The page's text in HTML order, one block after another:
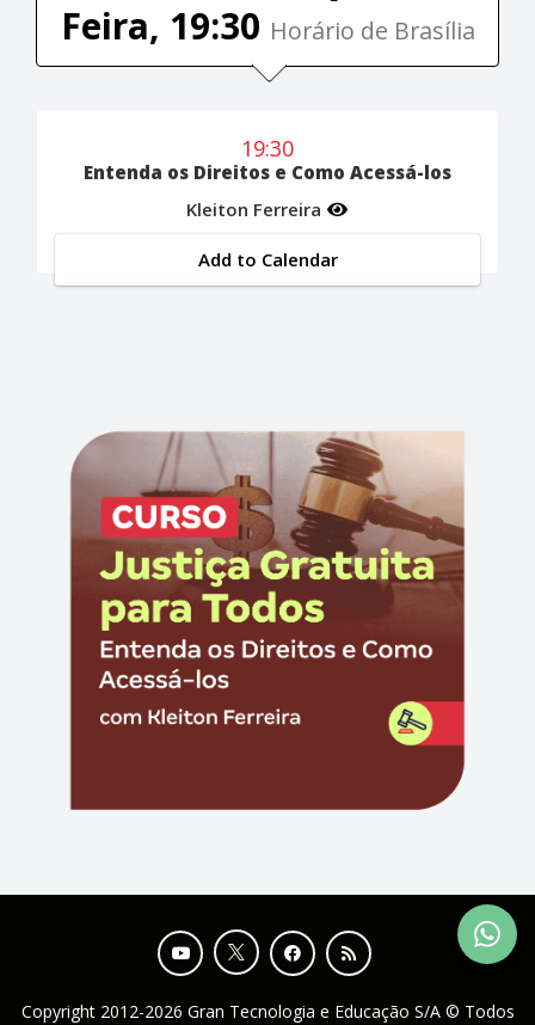
Feira, 19:30 Horário de Brasília
19:30
Entenda os Direitos e Como Acessá-los
Kleiton Ferreira
Add to Calendar
Copyright 2012-2026 Gran Tecnologia e Educação S/A © Todos